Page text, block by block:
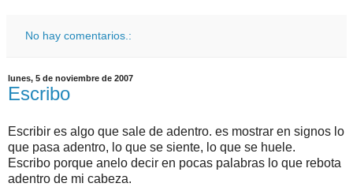
No hay comentarios.:
lunes, 5 de noviembre de 2007
Escribo
Escribir es algo que sale de adentro. es mostrar en signos lo
que pasa adentro, lo que se siente, lo que se huele.
Escribo porque anelo decir en pocas palabras lo que rebota
adentro de mi cabeza.